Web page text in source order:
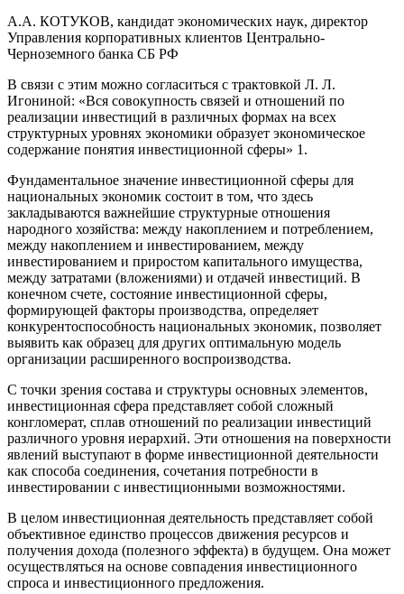
А.А. КОТУКОВ, кандидат экономических наук, директор
Управления корпоративных клиентов Центрально-
Черноземного банка СБ РФ
В связи с этим можно согласиться с трактовкой Л. Л.
Игониной: «Вся совокупность связей и отношений по
реализации инвестиций в различных формах на всех
структурных уровнях экономики образует экономическое
содержание понятия инвестиционной сферы» 1.
Фундаментальное значение инвестиционной сферы для
национальных экономик состоит в том, что здесь
закладываются важнейшие структурные отношения
народного хозяйства: между накоплением и потреблением,
между накоплением и инвестированием, между
инвестированием и приростом капитального имущества,
между затратами (вложениями) и отдачей инвестиций. В
конечном счете, состояние инвестиционной сферы,
формирующей факторы производства, определяет
конкурентоспособность национальных экономик, позволяет
выявить как образец для других оптимальную модель
организации расширенного воспроизводства.
С точки зрения состава и структуры основных элементов,
инвестиционная сфера представляет собой сложный
конгломерат, сплав отношений по реализации инвестиций
различного уровня иерархий. Эти отношения на поверхности
явлений выступают в форме инвестиционной деятельности
как способа соединения, сочетания потребности в
инвестировании с инвестиционными возможностями.
В целом инвестиционная деятельность представляет собой
объективное единство процессов движения ресурсов и
получения дохода (полезного эффекта) в будущем. Она может
осуществляться на основе совпадения инвестиционного
спроса и инвестиционного предложения.